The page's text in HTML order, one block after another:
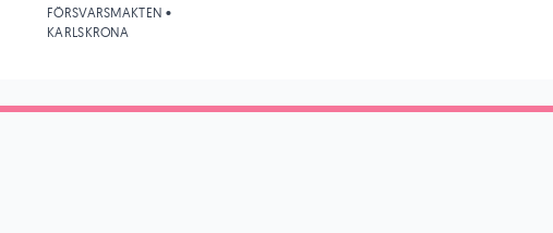
FÖRSVARSMAKTEN •
KARLSKRONA